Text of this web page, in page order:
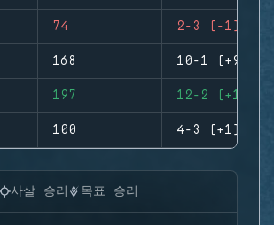
74 2-3 (-1)
168 10-1 (+9)
197 12-2 (+10)
100 4-3 (+1)
사살 승리 목표 승리